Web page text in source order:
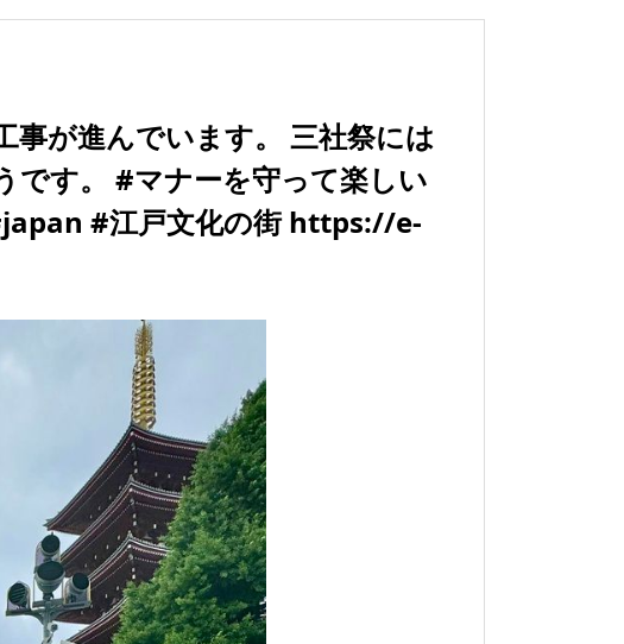
事が進んでいます。 三社祭には
です。 #マナーを守って楽しい
#江戸文化の街 https://e-